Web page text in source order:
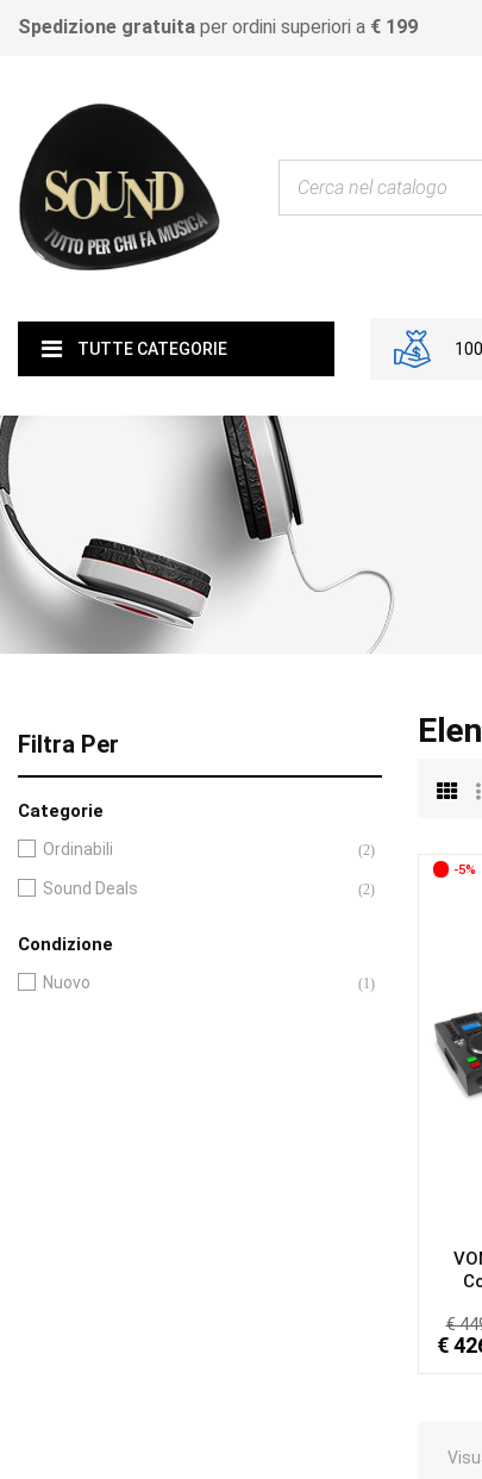
Spedizione gratuita per ordini superiori a € 199
TUTTE CATEGORIE
Filtra Per
Categorie
Ordinabili (2)
Sound Deals (2)
Condizione
Nuovo (1)
-5%
€
€